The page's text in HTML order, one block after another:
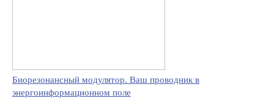
Биорезонансный модулятор. Ваш проводник в
энергоинформационном поле